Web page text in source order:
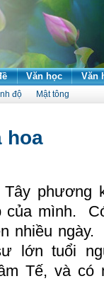
Văn học Văn
độ Mật tông
hoa
phương
của mình.
nhiều ngày.
lớn tuổi
Tế, và có